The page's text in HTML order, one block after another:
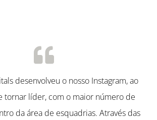
desenvolveu o nosso Instagram, ao
tornar líder, com o maior número de
da área de esquadrias. Através das